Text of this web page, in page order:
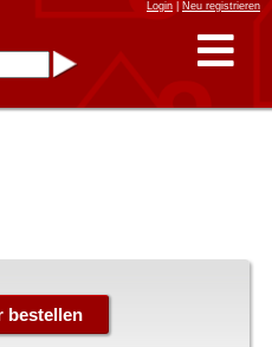
Login| Neu registrieren